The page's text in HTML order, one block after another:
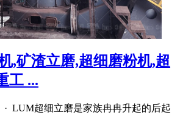
,矿渣立磨,超细磨粉机,超
工 ...
· LUM超细立磨是家族冉冉升起的后起